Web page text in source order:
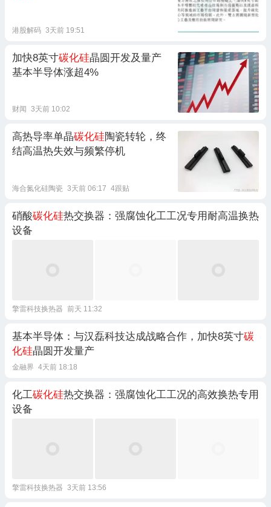
港股解码 3天前 19:51
加快8英寸碳化硅晶圆开发及量产
基本半导体涨超4%
财闻 3天前 10:02
高热导率单晶碳化硅陶瓷转轮，终
结高温热失效与频繁停机
海合氮化硅陶瓷 3天前 06:17 4跟贴
硝酸碳化硅热交换器：强腐蚀化工工况专用耐高温换热
设备
擎雷科技换热器 前天 11:32
基本半导体：与汉磊科技达成战略合作，加快8英寸碳
化硅晶圆开发量产
金融界 4天前 18:18
化工碳化硅热交换器：强腐蚀化工工况的高效换热专用
设备
擎雷科技换热器 3天前 13:56